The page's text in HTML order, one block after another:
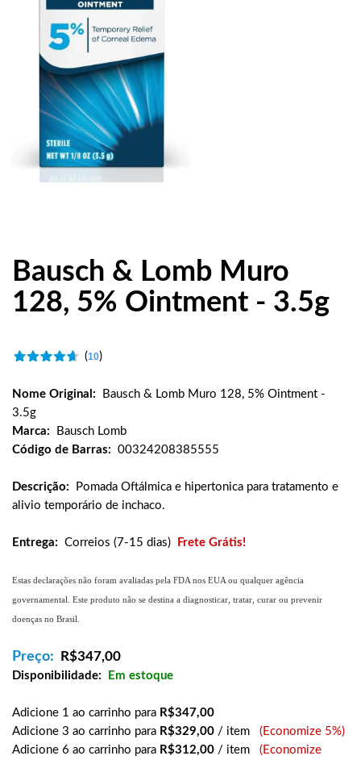
Bausch & Lomb Muro
128, 5% Ointment - 3.5g
(10)
Nome Original:
Bausch & Lomb Muro 128, 5% Ointment -
3.5g
Marca:
Bausch Lomb
Código de Barras: 00324208385555
Descrição:
Pomada Oftálmica e hipertonica para tratamento e
alivio temporário de inchaco.
Entrega: Correios (7-15 dias) Frete Grátis!
Estas declarações não foram avaliadas pela FDA nos EUA ou qualquer agência
governamental. Este produto não se destina a diagnosticar, tratar, curar ou prevenir
doenças no Brasil.
Preço: R$347,00
Disponibilidade: Em estoque
Adicione 1 ao carrinho para R$347,00
Adicione 3 ao carrinho para R$329,00 / item (Economize 5%)
Adicione 6 ao carrinho para R$312,00 / item (Economize